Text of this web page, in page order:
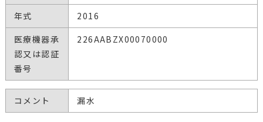
年式
2016
医療機器承
認又は認証
番号
226AABZX00070000
コメント 漏水